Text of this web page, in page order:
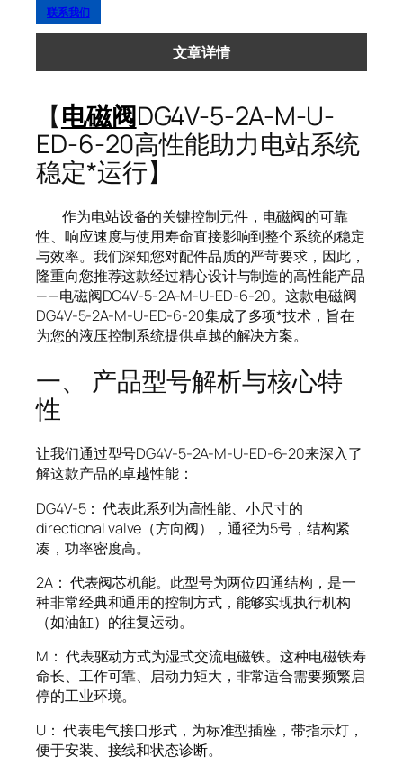
联系我们
文章详情
【电磁阀DG4V-5-2A-M-U-
ED-6-20高性能助力电站系统
稳定*运行】
作为电站设备的关键控制元件，电磁阀的可靠
性、响应速度与使用寿命直接影响到整个系统的稳定
与效率。我们深知您对配件品质的严苛要求，因此，
隆重向您推荐这款经过精心设计与制造的高性能产品
——电磁阀DG4V-5-2A-M-U-ED-6-20。这款电磁阀
DG4V-5-2A-M-U-ED-6-20集成了多项*技术，旨在
为您的液压控制系统提供卓越的解决方案。
一、 产品型号解析与核心特
性
让我们通过型号DG4V-5-2A-M-U-ED-6-20来深入了
解这款产品的卓越性能：
DG4V-5： 代表此系列为高性能、小尺寸的
directional valve（方向阀），通径为5号，结构紧
凑，功率密度高。
2A： 代表阀芯机能。此型号为两位四通结构，是一
种非常经典和通用的控制方式，能够实现执行机构
（如油缸）的往复运动。
M： 代表驱动方式为湿式交流电磁铁。这种电磁铁寿
命长、工作可靠、启动力矩大，非常适合需要频繁启
停的工业环境。
U： 代表电气接口形式，为标准型插座，带指示灯，
便于安装、接线和状态诊断。